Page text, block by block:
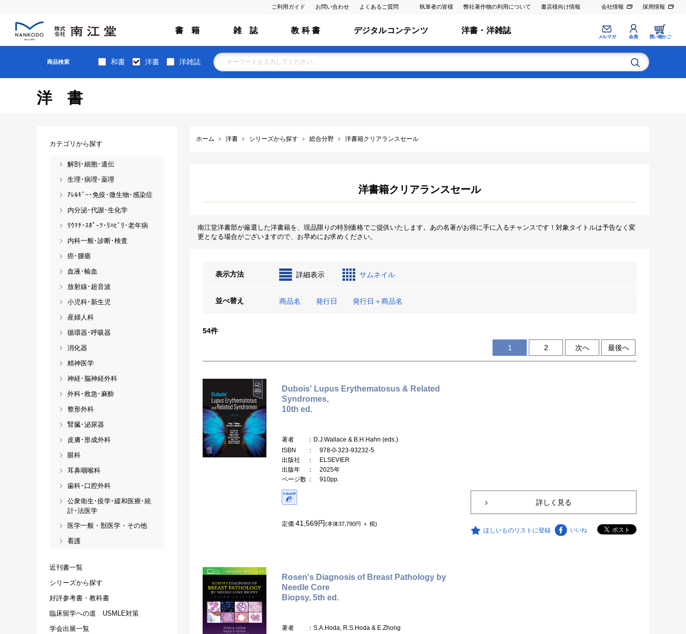
ご利用ガイド お問い合わせ よくあるご質問 執筆者の皆様 弊社著作物の利用について 書店様向け情報 会社情報 採用情報
書 籍 雑 誌 教 科 書 デジタルコンテンツ 洋書・洋雑誌
メルマガ 会員 買い物かご
商品検索 和書 洋書 洋雑誌
洋書
ホーム 洋書 シリーズから探す 総合分野 洋書籍クリアランスセール
洋書籍クリアランスセール
南江堂洋書部が厳選した洋書籍を、現品限りの特別価格でご提供いたします。あの名著がお得に手に入るチャンスです！対象タイトルは予告なく変
更となる場合がございますので、お早めにお求めください。
表示方法 詳細表示 サムネイル
並べ替え 商品名 発行日 発行日＋商品名
54件
1 2 次へ 最後へ
Dubois' Lupus Erythematosus & Related
Syndromes,
10th ed.
著者
：D.J.Wallace & B.H.Hahn (eds.)
ISBN
： 978-0-323-93232-5
出版社
： ELSEVIER
出版年
： 2025年
ページ数 ： 910pp.
定価 41,569円(本体37,790円 ＋ 税)
詳しく見る
ほしいものリストに登録 いいね
Rosen's Diagnosis of Breast Pathology by
Needle Core
Biopsy, 5th ed.
著者
：S.A.Hoda, R.S.Hoda & E.Zhong
カテゴリから探す
解剖･細胞･遺伝
生理･病理･薬理
ｱﾚﾙｷﾞｰ･免疫･微生物･感染症
内分泌･代謝･生化学
ﾘｳﾏﾁ･ｽﾎﾟｰﾂ･ﾘﾊﾋﾞﾘ･老年病
内科一般･診断･検査
癌･腫瘍
血液･輸血
放射線･超音波
小児科･新生児
産婦人科
循環器･呼吸器
消化器
精神医学
神経･脳神経外科
外科･救急･麻酔
整形外科
腎臓･泌尿器
皮膚･形成外科
眼科
耳鼻咽喉科
歯科･口腔外科
公衆衛生･疫学･緩和医療･統
計･法医学
医学一般・獣医学・その他
看護
近刊書一覧
シリーズから探す
好評参考書・教科書
臨床留学への道 USMLE対策
学会出展一覧